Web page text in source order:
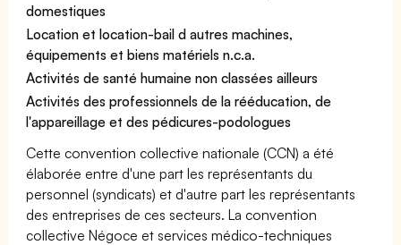
domestiques
Location et location-bail d autres machines,
équipements et biens matériels n.c.a.
Activités de santé humaine non classées ailleurs
Activités des professionnels de la rééducation, de
l'appareillage et des pédicures-podologues
Cette convention collective nationale (CCN) a été
élaborée entre d'une part les représentants du
personnel (syndicats) et d'autre part les représentants
des entreprises de ces secteurs. La convention
collective Négoce et services médico-techniques